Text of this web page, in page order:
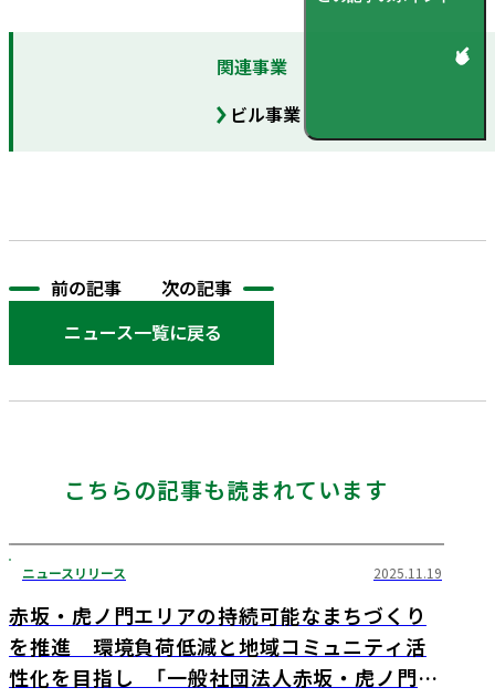
関連事業
ビル事業
前の記事
ニュース一覧に戻る
次の記事
こちらの記事も読まれています
ニュースリリース 2025.11.19
赤坂・虎ノ門エリアの持続可能なまちづくり
を推進 環境負荷低減と地域コミュニティ活
性化を目指し 「一般社団法人赤坂・虎ノ門サ